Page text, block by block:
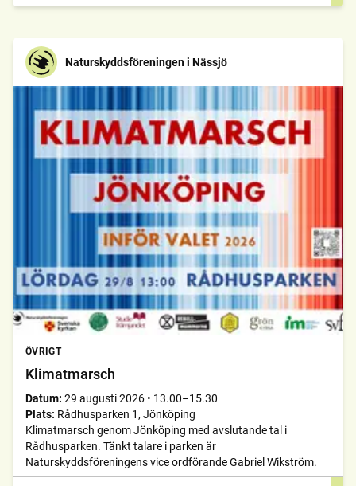
Naturskyddsföreningen i Nässjö
ÖVRIGT
Klimatmarsch
Datum: 29 augusti 2026 • 13.00–15.30
Plats: Rådhusparken 1, Jönköping
Klimatmarsch genom Jönköping med avslutande tal i
Rådhusparken. Tänkt talare i parken är
Naturskyddsföreningens vice ordförande Gabriel Wikström.